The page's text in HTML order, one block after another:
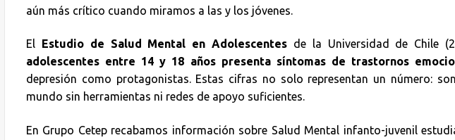
aún más crítico cuando miramos a las y los jóvenes.
El Estudio de Salud Mental en Adolescentes de la Universidad de Chile
adolescentes entre 14 y 18 años presenta síntomas de trastornos
depresión como protagonistas. Estas cifras no solo representan un número:
mundo sin herramientas ni redes de apoyo suficientes.
En Grupo Cetep recabamos información sobre Salud Mental infanto-juvenil